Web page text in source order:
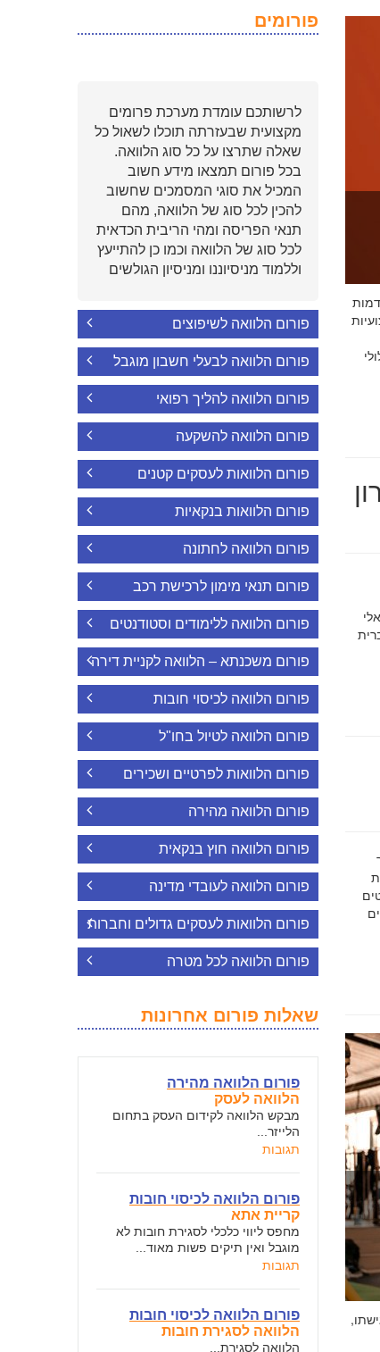
דמות
פורומים
לרשותכם עומדת מערכת פרומים
מקצועית שבעזרתה תוכלו לשאול כל
שאלה שתרצו על כל סוג הלוואה.
בכל פורום תמצאו מידע חשוב
המכיל את סוגי המסמכים שחשוב
להכין לכל סוג של הלוואה, מהם
תנאי הפריסה ומהי הריבית הכדאית
לכל סוג של הלוואה וכמו כן להתייעץ
וללמוד מניסיוננו ומניסיון הגולשים
פורום הלוואה לשיפוצים
פורום הלוואה לבעלי חשבון מוגבל
פורום הלוואה להליך רפואי
פורום הלוואה להשקעה
פורום הלוואות לעסקים קטנים
פורום הלוואות בנקאיות
פורום הלוואה לחתונה
פורום תנאי מימון לרכישת רכב
פורום הלוואה ללימודים וסטודנטים
פורום משכנתא – הלוואה לקניית דירה
פורום הלוואה לכיסוי חובות
פורום הלוואה לטיול בחו"ל
פורום הלוואות לפרטיים ושכירים
פורום הלוואה מהירה
פורום הלוואה חוץ בנקאית
פורום הלוואה לעובדי מדינה
פורום הלוואות לעסקים גדולים וחברות
פורום הלוואה לכל מטרה
שאלות פורום אחרונות
פורום הלוואה מהירה
הלוואה לעסק
מבקש הלוואה לקידום העסק בתחום
הלייזר...
תגובות
פורום הלוואה לכיסוי חובות
קריית אתא
מחפס ליווי כלכלי לסגירת חובות לא
מוגבל ואין תיקים פשות מאוד...
תגובות
פורום הלוואה לכיסוי חובות
הלוואה לסגירת חובות
הלוואה לסגירת...